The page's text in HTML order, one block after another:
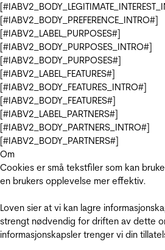
[#IABV2_BODY_PREFERENCE_INTRO#]
[#IABV2_LABEL_PURPOSES#]
[#IABV2_BODY_PURPOSES_INTRO#]
[#IABV2_BODY_PURPOSES#]
[#IABV2_LABEL_FEATURES#]
[#IABV2_BODY_FEATURES_INTRO#]
[#IABV2_BODY_FEATURES#]
[#IABV2_LABEL_PARTNERS#]
[#IABV2_BODY_PARTNERS_INTRO#]
[#IABV2_BODY_PARTNERS#]
Om
Cookies er små tekstfiler som kan
en brukers opplevelse mer effektiv.
Loven sier at vi kan lagre
strengt nødvendig for driften av dette
informasjonskapsler trenger vi din